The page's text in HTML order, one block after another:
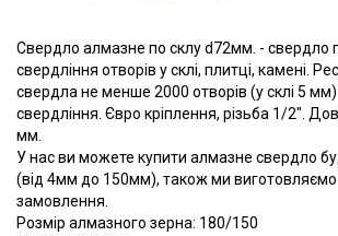
Свердло алмазне по склу d72мм. - свердло
свердління отворів у склі, плитці, камені.
свердла не менше 2000 отворів (у склі 5
свердління. Євро кріплення, різьба 1/2".
мм.
У нас ви можете купити алмазне свердло
(від 4мм до 150мм), також ми виготовляємо
замовлення.
Розмір алмазного зерна: 180/150